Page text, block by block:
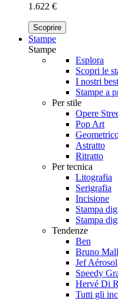
1.622 €
Scoprire
Stampe
Stampe
Esplora
Scopri le
I nostri
Stampe a
Per stile
Opere
Pop Art
Astratto
Ritratto
Per tecnica
Litografia
Serigrafia
Incisione
Stampa
Stampa
Tendenze
Ben
Bruno
Jef Aérosol
Speedy
Hervé Di
Tutti gli